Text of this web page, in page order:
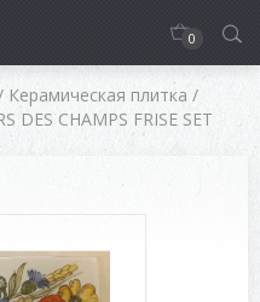
0
Керамическая плитка /
DES CHAMPS FRISE SET